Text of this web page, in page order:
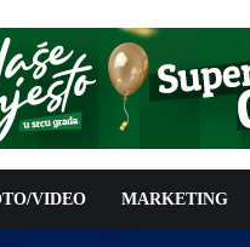
VIDEO MARKETING